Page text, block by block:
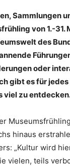
Sammlungen
von 1.-31.
des
oder
gibt es für
viel zu
hinaus
„Kultur wird
vielen, teils